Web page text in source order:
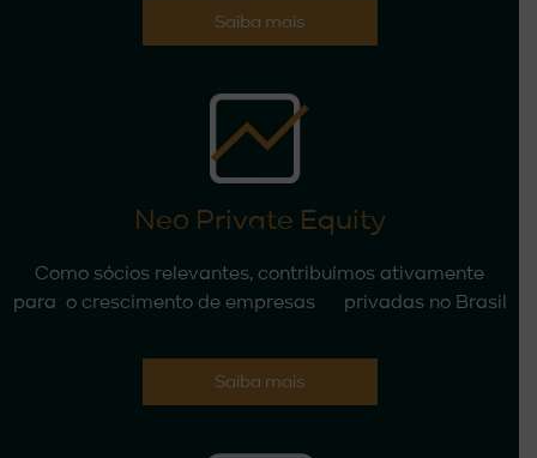
Saiba mais
Neo Private Equity
Como sócios relevantes, contribuímos ativamente
para o crescimento de empresas privadas no Brasil
Saiba mais